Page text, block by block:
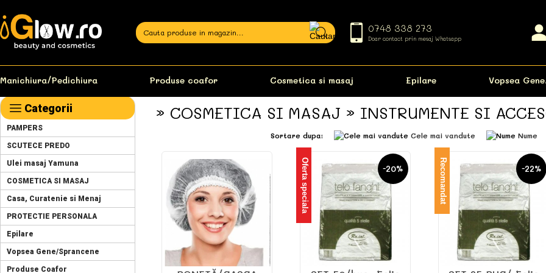
0748 338 273
Doar contact prin mesaj Whatsapp
Manichiura/Pedichiura Produse coafor Cosmetica si masaj Epilare Vopsea
Categorii
PAMPERS
SCUTECE PREDO
Ulei masaj Yamuna
COSMETICA SI MASAJ
Casa, Curatenie si Menaj
PROTECTIE PERSONALA
Epilare
Vopsea Gene/Sprancene
Produse Coafor
» COSMETICA SI MASAJ » INSTRUMENTE SI
Sortare dupa: Cele mai vandute Nume
Oferta speciala -20% Recomandat -22%